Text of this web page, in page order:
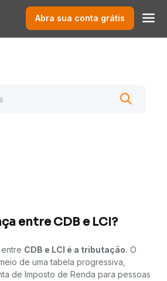
Abra sua conta grátis
entre CDB e LCI?
CDB e LCI é a tributação. O
de uma tabela progressiva,
de Imposto de Renda para pessoas